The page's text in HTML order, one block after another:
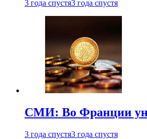
3 года спустя3 года спустя
СМИ: Во Франции
3 года спустя3 года спустя